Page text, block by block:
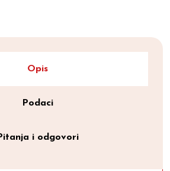
Opis
Podaci
i odgovori